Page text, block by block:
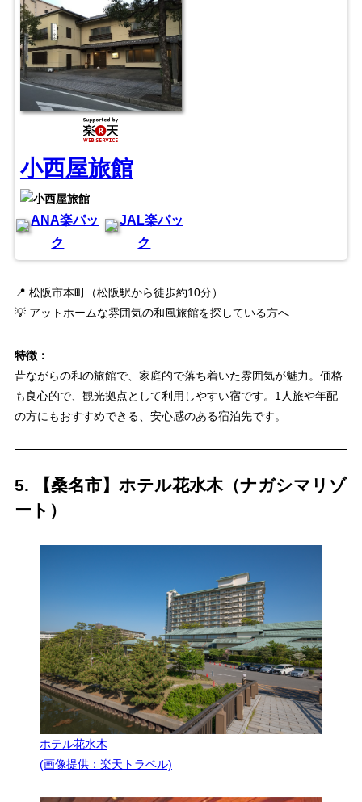
小西屋旅館
ANA楽パッ
ク
JAL楽パッ
ク
📍 松阪市本町（松阪駅から徒歩約10分）
💡 アットホームな雰囲気の和風旅館を探している方へ
特徴：
昔ながらの和の旅館で、家庭的で落ち着いた雰囲気が魅力。価格
も良心的で、観光拠点として利用しやすい宿です。1人旅や年配
の方にもおすすめできる、安心感のある宿泊先です。
5. 【桑名市】ホテル花水木（ナガシマリゾ
ート）
ホテル花水木
(画像提供：楽天トラベル)